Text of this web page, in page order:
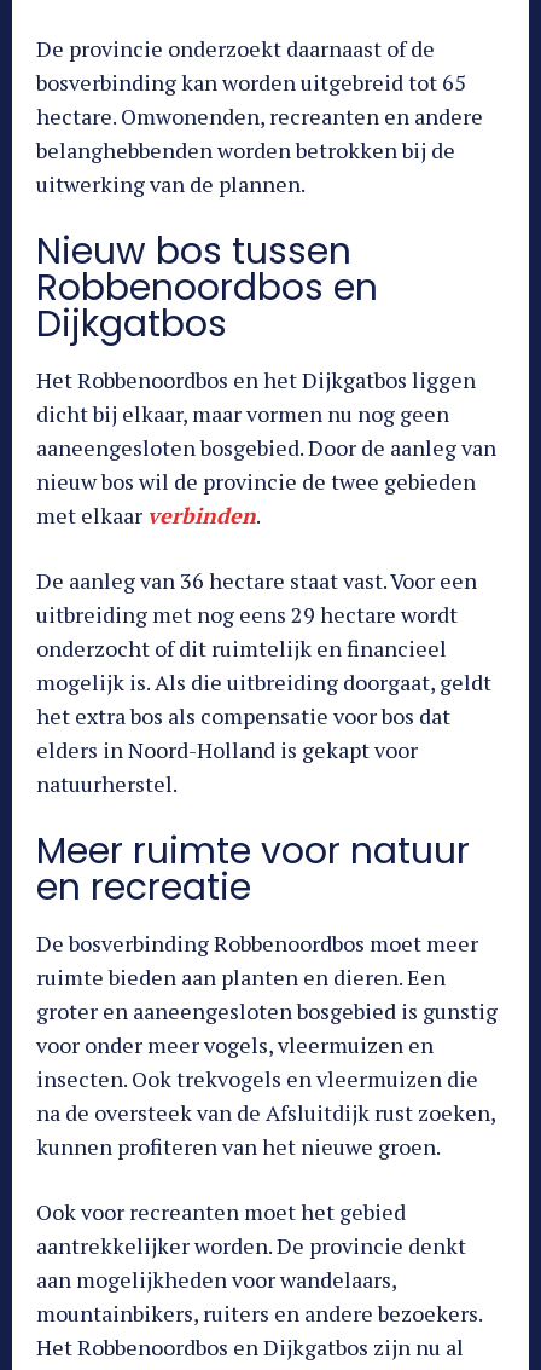
De provincie onderzoekt daarnaast of de
bosverbinding kan worden uitgebreid tot 65
hectare. Omwonenden, recreanten en andere
belanghebbenden worden betrokken bij de
uitwerking van de plannen.
Nieuw bos tussen
Robbenoordbos en
Dijkgatbos
Het Robbenoordbos en het Dijkgatbos liggen
dicht bij elkaar, maar vormen nu nog geen
aaneengesloten bosgebied. Door de aanleg van
nieuw bos wil de provincie de twee gebieden
met elkaar verbinden.
De aanleg van 36 hectare staat vast. Voor een
uitbreiding met nog eens 29 hectare wordt
onderzocht of dit ruimtelijk en financieel
mogelijk is. Als die uitbreiding doorgaat, geldt
het extra bos als compensatie voor bos dat
elders in Noord-Holland is gekapt voor
natuurherstel.
Meer ruimte voor natuur
en recreatie
De bosverbinding Robbenoordbos moet meer
ruimte bieden aan planten en dieren. Een
groter en aaneengesloten bosgebied is gunstig
voor onder meer vogels, vleermuizen en
insecten. Ook trekvogels en vleermuizen die
na de oversteek van de Afsluitdijk rust zoeken,
kunnen profiteren van het nieuwe groen.
Ook voor recreanten moet het gebied
aantrekkelijker worden. De provincie denkt
aan mogelijkheden voor wandelaars,
mountainbikers, ruiters en andere bezoekers.
Het Robbenoordbos en Dijkgatbos zijn nu al